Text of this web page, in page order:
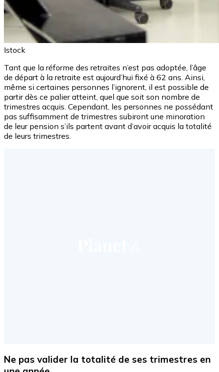
Istock
Tant que la réforme des retraites n’est pas adoptée, l’âge
de départ à la retraite est aujourd’hui fixé à 62 ans. Ainsi,
même si certaines personnes l’ignorent, il est possible de
partir dès ce palier atteint, quel que soit son nombre de
trimestres acquis. Cependant, les personnes ne possédant
pas suffisamment de trimestres subiront une minoration
de leur pension s’ils partent avant d’avoir acquis la totalité
de leurs trimestres.
Ne pas valider la totalité de ses trimestres en